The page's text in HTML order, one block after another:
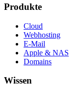
Produkte
Cloud
Webhosting
E-Mail
Apple & NAS
Domains
Wissen